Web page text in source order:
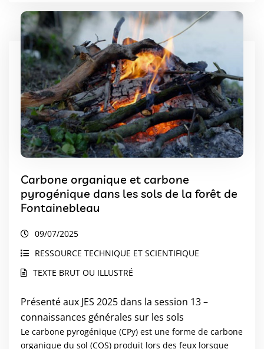
Carbone organique et carbone
pyrogénique dans les sols de la forêt de
Fontainebleau
09/07/2025
RESSOURCE TECHNIQUE ET SCIENTIFIQUE
TEXTE BRUT OU ILLUSTRÉ
Présenté aux JES 2025 dans la session 13 –
connaissances générales sur les sols
Le carbone pyrogénique (CPy) est une forme de carbone
organique du sol (COS) produit lors des feux lorsque